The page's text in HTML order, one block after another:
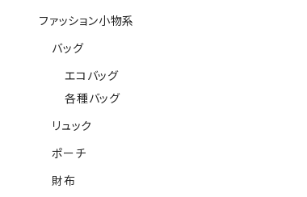
ファッション小物系
バッグ
エコバッグ
各種バッグ
リュック
ポーチ
財布